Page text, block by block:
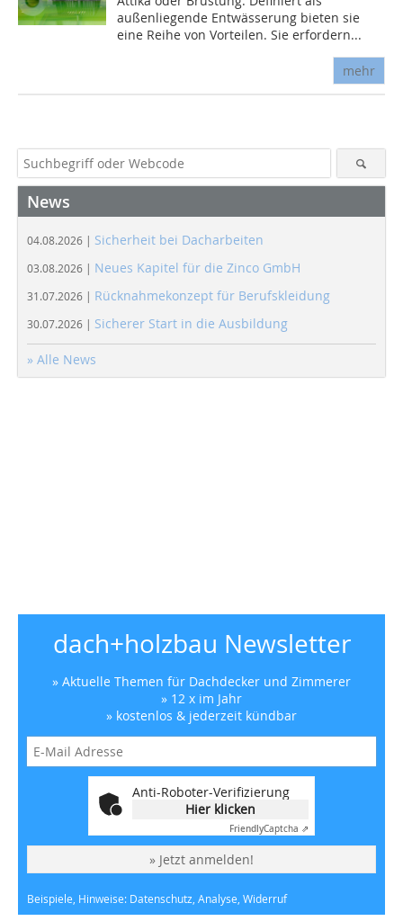
außenliegende Entwässerung bieten sie
eine Reihe von Vorteilen. Sie erfordern...
mehr
News
04.08.2026 | Sicherheit bei Dacharbeiten
03.08.2026 | Neues Kapitel für die Zinco GmbH
31.07.2026 | Rücknahmekonzept für Berufskleidung
30.07.2026 | Sicherer Start in die Ausbildung
» Alle News
dach+holzbau Newsletter
» Aktuelle Themen für Dachdecker und Zimmerer
» 12 x im Jahr
» kostenlos & jederzeit kündbar
Anti-Roboter-Verifizierung
Hier klicken
FriendlyCaptcha ⇗
» Jetzt anmelden!
Beispiele, Hinweise: Datenschutz, Analyse, Widerruf